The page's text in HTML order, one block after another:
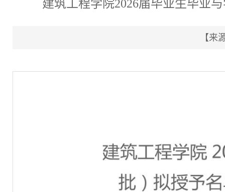
建筑工程学院2026届毕业生毕业
【来